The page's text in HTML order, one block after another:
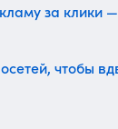
за клики —
чтобы